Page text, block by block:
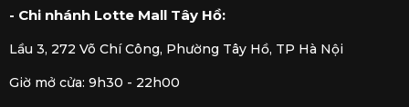
- Chi nhánh Lotte Mall Tây Hồ:
Lầu 3, 272 Võ Chí Công, Phường Tây Hồ, TP Hà Nội
Giờ mở cửa: 9h30 - 22h00